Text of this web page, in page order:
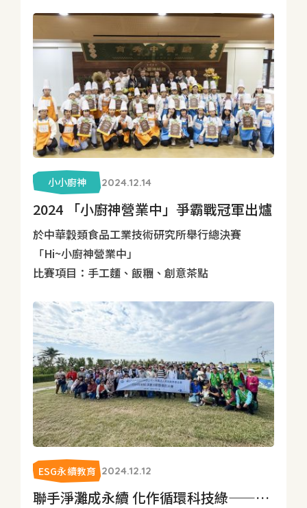
小小廚神 2024.12.14
2024 「小廚神營業中」爭霸戰冠軍出爐
於中華穀類食品工業技術研究所舉行總決賽
「Hi~小廚神營業中」
比賽項目：手工麵、飯糰、創意茶點
ESG永續教育 2024.12.12
聯手淨灘成永續 化作循環科技綠——林園海洋濕地公園